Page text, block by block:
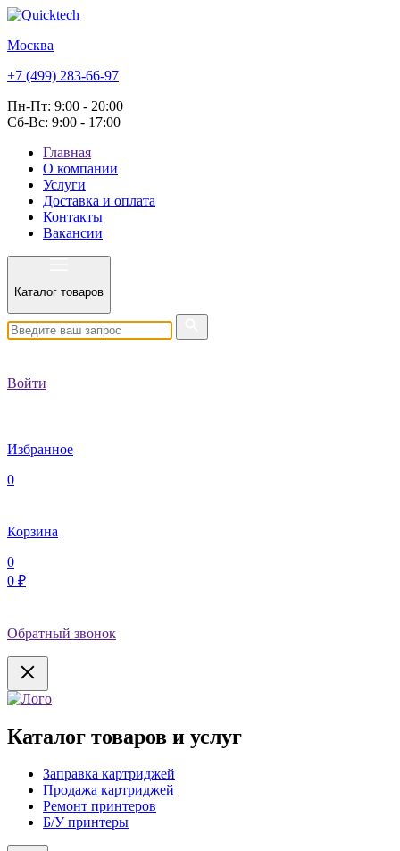
Москва
+7 (499) 283-66-97
Пн-Пт: 9:00 - 20:00
Сб-Вс: 9:00 - 17:00
Главная
О компании
Услуги
Доставка и оплата
Контакты
Вакансии
Каталог товаров
Войти
Избранное
0
Корзина
0
0 ₽
Обратный звонок
Каталог товаров и услуг
Заправка картриджей
Продажа картриджей
Ремонт принтеров
Б/У принтеры